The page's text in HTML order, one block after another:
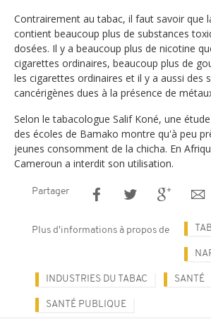
Contrairement au tabac, il faut savoir que
contient beaucoup plus de substances
dosées. Il y a beaucoup plus de nicotine
cigarettes ordinaires, beaucoup plus de
les cigarettes ordinaires et il y a aussi des
cancérigènes dues à la présence de
Selon le tabacologue Salif Koné, une
des écoles de Bamako montre qu'à peu
jeunes consomment de la chicha. En
Cameroun a interdit son utilisation.
Partager
Plus d'informations à propos de
INDUSTRIES DU TABAC SANTÉ
SANTÉ PUBLIQUE